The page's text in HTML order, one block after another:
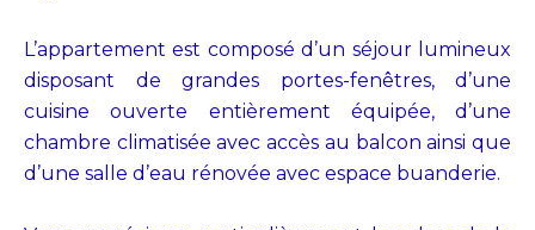
L’appartement est composé d’un séjour lumineux
disposant de grandes portes-fenêtres, d’une
cuisine ouverte entièrement équipée, d’une
chambre climatisée avec accès au balcon ainsi que
d’une salle d’eau rénovée avec espace buanderie.